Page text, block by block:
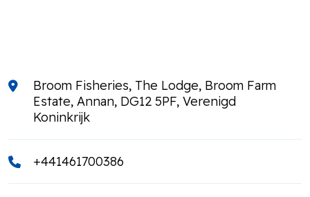
Broom Fisheries, The Lodge, Broom Farm
Estate, Annan, DG12 5PF, Verenigd
Koninkrijk
+441461700386